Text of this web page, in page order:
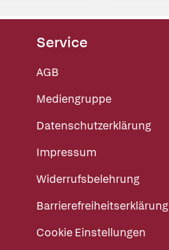
Service
AGB
Mediengruppe
Datenschutzerklärung
Impressum
Widerrufsbelehrung
Barrierefreiheitserklärung
Cookie Einstellungen